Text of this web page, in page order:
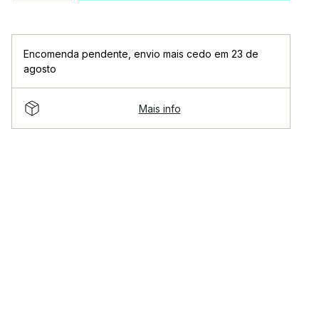
Encomenda pendente envio mais cedo em 23 de
agosto
Mais info